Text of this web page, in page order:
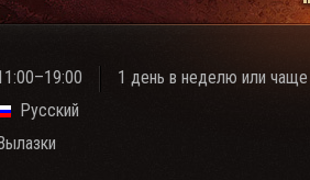
1 день в неделю или чаще
Русский